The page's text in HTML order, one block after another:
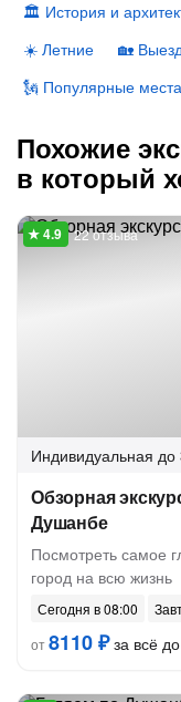
🏛 История и
☀️ Летние
🏡
🗽 Популярные места
Похожие
в который
22 отзыва
Индивидуальная до
Обзорная
Душанбе
Посмотреть самое
город на всю жизнь
Сегодня в 08:00
от8110 ₽за всё